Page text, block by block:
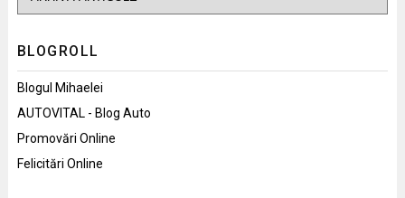
BLOGROLL
Blogul Mihaelei
AUTOVITAL - Blog Auto
Promovări Online
Felicitări Online